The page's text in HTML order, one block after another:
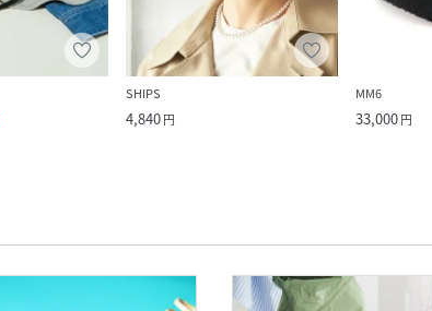
SHIPS
4,840円
MM6
33,000円